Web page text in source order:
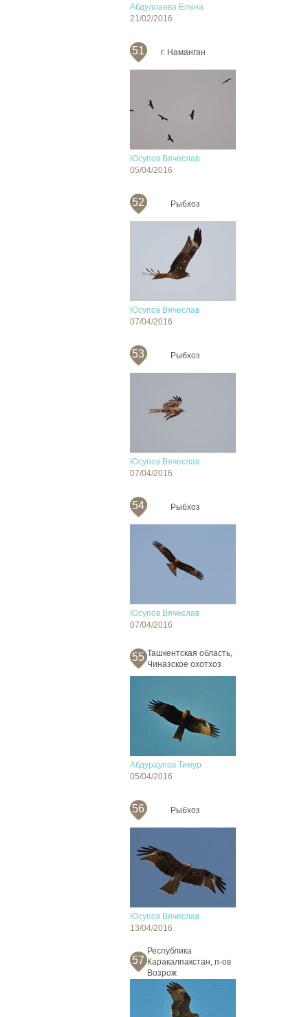
Абдуллаева Елена
21/02/2016
51 г. Наманган
Юсупов Вячеслав
05/04/2016
52 Рыбхоз
Юсупов Вячеслав
07/04/2016
53 Рыбхоз
Юсупов Вячеслав
07/04/2016
54 Рыбхоз
Юсупов Вячеслав
07/04/2016
55 Ташкентская область,
Чиназское охотхоз
Абдураупов Тимур
05/04/2016
56 Рыбхоз
Юсупов Вячеслав
13/04/2016
57
Республика
Каракалпакстан, п-ов
Возрож